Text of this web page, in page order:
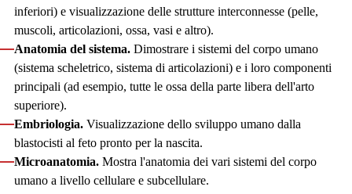
inferiori) e visualizzazione delle strutture interconnesse (pelle,
muscoli, articolazioni, ossa, vasi e altro).
Anatomia del sistema. Dimostrare i sistemi del corpo umano
(sistema scheletrico, sistema di articolazioni) e i loro componenti
principali (ad esempio, tutte le ossa della parte libera dell'arto
superiore).
Embriologia. Visualizzazione dello sviluppo umano dalla
blastocisti al feto pronto per la nascita.
Microanatomia. Mostra l'anatomia dei vari sistemi del corpo
umano a livello cellulare e subcellulare.